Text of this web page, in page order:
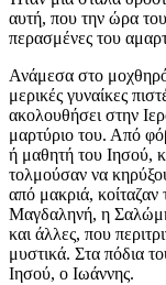
αυτή, που την ώρα
περασμένες του
Ανάμεσα στο
μερικές γυναίκες
ακολουθήσει στην
μαρτύριο του. Από
ή μαθητή του Ιησού,
τολμούσαν να
από μακριά,
Μαγδαληνή, η
και άλλες, που
μυστικά. Στα πόδια
Ιησού, ο Ιωάννης.